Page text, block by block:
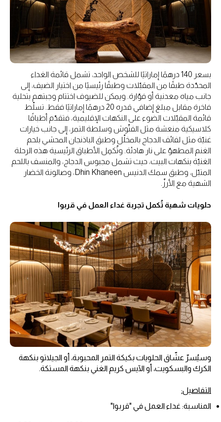
بسعر 140 درهمًا إماراتيًا للشخص الواحد، تشمل قائمة الغداء
المحدّدة طبقًا من المقبّلات وطبقًا رئيسيًا من اختيار الضيف، إلى
جانب مياه معدنية أو فوّارة. ويمكن للضيوف اختتام وجبتهم بتحلية
فاخرة مقابل مبلغ إضافي قدره 20 درهمًا إماراتيًا فقط. تسلّط
قائمة المقبّلات الضوء على النكهات الإقليمية، فتقدّم أطباقًا
كلاسيكية منعشة مثل الفتّوش وسلطة التمر، إلى جانب خيارات
غنيّة مثل لفائف الدجاج بالمخلّل وطبق الباذنجان المحشي بلحم
الغنم المطهوّ على نار هادئة. وتُكمِل الأطباق الرئيسية هذه الرحلة
الغنيّة بنكهات البيت، حيث تشمل مجبوس الدجاج، والمنسف باللحم
المتبّل، وطبق سمك الدنيس Dhin Khaneen، وصالونة الخضار
الشهية مع الأرزّ.
حلويات شهية تُكمل تجربة غداء العمل في قربوا
وسيُسرّ عشّاق الحلويات بكيكة التمر المحبوبة، أو الجيلاتو بنكهة
الكرك والبسكويت، أو الآيس كريم الغني بنكهة المستكة.
التفاصيل:
المناسبة: غداء العمل في "قربوا"